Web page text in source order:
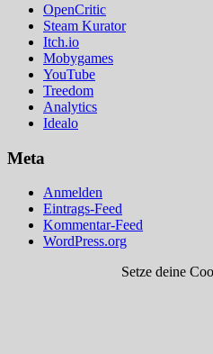
OpenCritic
Steam Kurator
Itch.io
Mobygames
YouTube
Treedom
Analytics
Idealo
Meta
Anmelden
Eintrags-Feed
Kommentar-Feed
WordPress.org
Setze deine